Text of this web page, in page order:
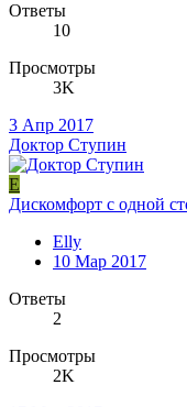
Ответы
10
Просмотры
3K
3 Апр 2017
Доктор Ступин
E
Дискомфорт с одной
Elly
10 Мар 2017
Ответы
2
Просмотры
2K